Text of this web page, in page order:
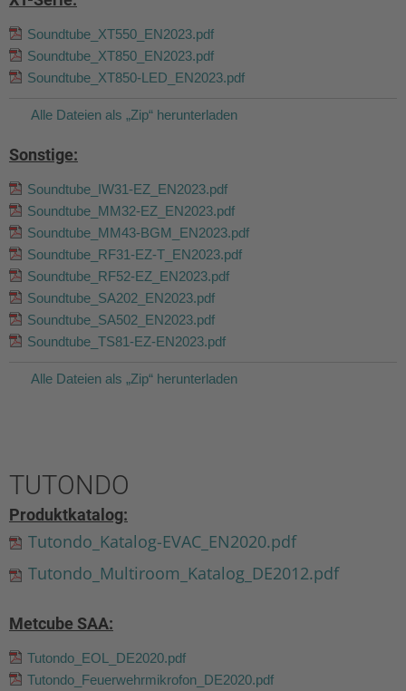
Soundtube_XT550_EN2023.pdf
Soundtube_XT850_EN2023.pdf
Soundtube_XT850-LED_EN2023.pdf
Alle Dateien als „Zip“ herunterladen
Sonstige:
Soundtube_IW31-EZ_EN2023.pdf
Soundtube_MM32-EZ_EN2023.pdf
Soundtube_MM43-BGM_EN2023.pdf
Soundtube_RF31-EZ-T_EN2023.pdf
Soundtube_RF52-EZ_EN2023.pdf
Soundtube_SA202_EN2023.pdf
Soundtube_SA502_EN2023.pdf
Soundtube_TS81-EZ-EN2023.pdf
Alle Dateien als „Zip“ herunterladen
TUTONDO
Produktkatalog:
Tutondo_Katalog-EVAC_EN2020.pdf
Tutondo_Multiroom_Katalog_DE2012.pdf
Metcube SAA:
Tutondo_EOL_DE2020.pdf
Tutondo_Feuerwehrmikrofon_DE2020.pdf